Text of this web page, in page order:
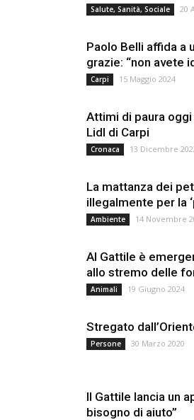
Salute, Sanità, Sociale 20
Paolo Belli affida a
grazie: “non avete
Carpi 15 Maggio 2024
Attimi di paura
Lidl di Carpi
Cronaca 13 Dicembre
La mattanza dei
illegalmente per la
Ambiente 14 Novembre
Al Gattile è
allo stremo delle
Animali 19 Giugno 2024
Stregato
Persone 30 Marzo 2020
Il Gattile lancia un
bisogno di aiuto”